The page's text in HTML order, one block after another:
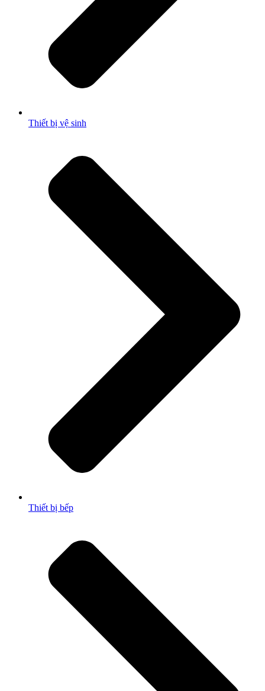
Thiết bị vệ sinh
Thiết bị bếp